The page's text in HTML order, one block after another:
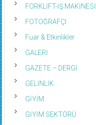
FORKLİFT-İŞ MAKİNESİ
FOTOĞRAFÇI
Fuar & Etkinlikler
GALERİ
GAZETE – DERGİ
GELİNLİK
GİYİM
GİYİM SEKTÖRÜ